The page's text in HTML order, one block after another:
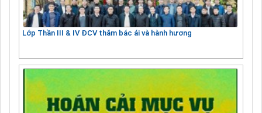
Lớp Thần III & IV ĐCV thăm bác ái và hành hương